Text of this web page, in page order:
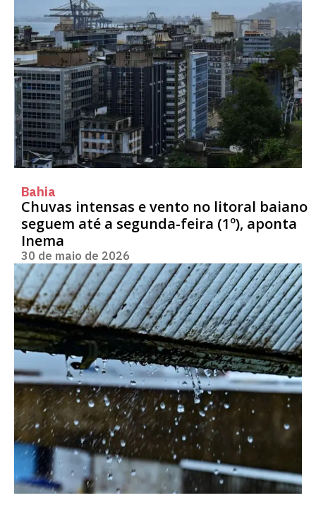
Bahia
Chuvas intensas e vento no litoral baiano
seguem até a segunda-feira (1º), aponta
Inema
30 de maio de 2026